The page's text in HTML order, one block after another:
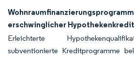
erschwinglicher
Erleichterte
subventionierte Kreditprogramme